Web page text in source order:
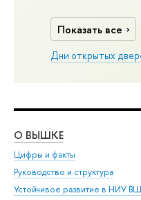
Показать все
Дни открытых
О ВЫШКЕ
Цифры и факты
Руководство и структура
Устойчивое развитие в НИУ